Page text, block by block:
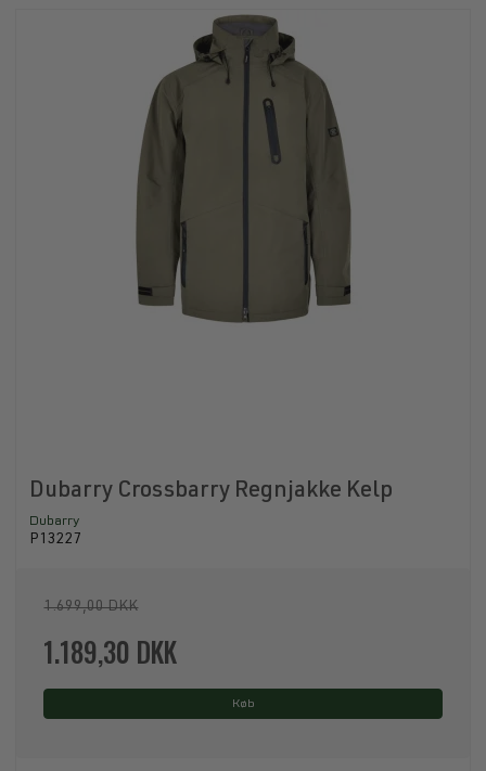
Dubarry Crossbarry Regnjakke Kelp
Dubarry
P13227
1.699,00 DKK
1.189,30 DKK
Køb